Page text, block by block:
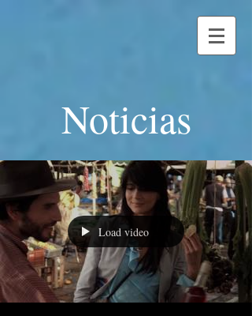
Noticias
Load video